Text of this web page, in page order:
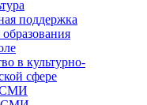
поддержка
в культурно-
сфере
СМИ